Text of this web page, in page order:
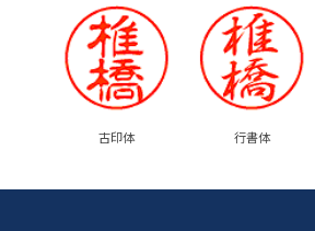
古印体 行書体